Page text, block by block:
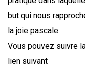
but qui nous
la joie pascale.
Vous pouvez suivre
lien suivant